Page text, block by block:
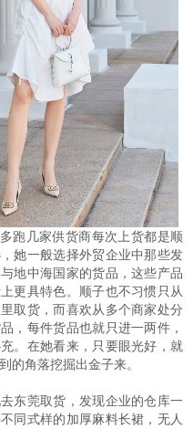
几家供货商每次上货都是顺
她一般选择外贸企业中那些发
地中海国家的货品，这些产品
更具特色。顺子也不习惯只从
取货，而喜欢从多个商家处分
，每件货品也就只进一两件，
。在她看来，只要眼光好，就
的角落挖掘出金子来。
莞取货，发现企业的仓库一
同式样的加厚麻料长裙，无人